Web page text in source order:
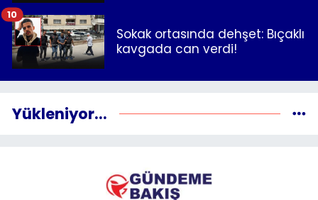
Sokak ortasında dehşet: Bıçaklı
kavgada can verdi!
10
Yükleniyor...